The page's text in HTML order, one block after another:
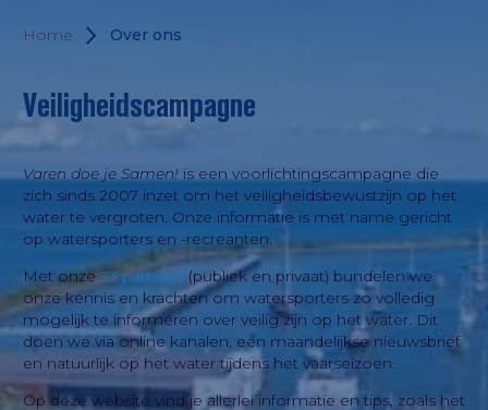
Home Over ons
Veiligheidscampagne
Varen doe je Samen! is een voorlichtingscampagne die
zich sinds 2007 inzet om het veiligheidsbewustzijn op het
water te vergroten. Onze informatie is met name gericht
op watersporters en -recreanten.
Met onze23 partners(publiek en privaat) bundelen we
onze kennis en krachten om watersporters zo volledig
mogelijk te informeren over veilig zijn op het water. Dit
doen we via online kanalen, een maandelijkse nieuwsbrief
en natuurlijk op het water tijdens het vaarseizoen.
Op deze website vind je allerlei informatie en tips, zoals het